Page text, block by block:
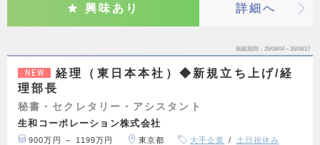
興味あり 詳細へ
掲載期間 26/08/04～26/08/17
NEW
経理（東日本本社）◆新規立ち上げ/経
理部長
秘書・セクレタリー・アシスタント
生和コーポレーション株式会社
900万円 ～ 1199万円 東京都 大手企業 土日祝休み